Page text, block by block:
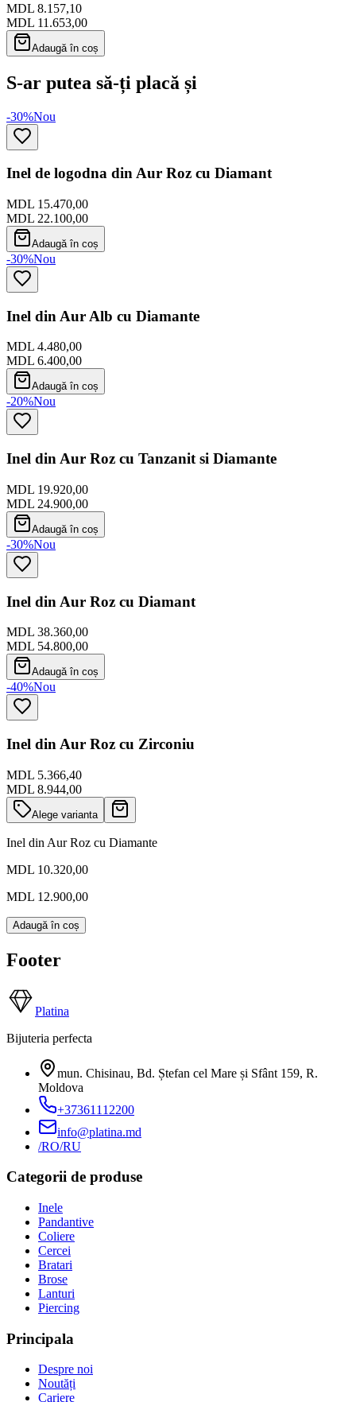
MDL 8.157,10
MDL 11.653,00
Adaugă în coș
S-ar putea să-ți placă și
-30%Nou
Inel de logodna din Aur Roz cu Diamant
MDL 15.470,00
MDL 22.100,00
Adaugă în coș
-30%Nou
Inel din Aur Alb cu Diamante
MDL 4.480,00
MDL 6.400,00
Adaugă în coș
-20%Nou
Inel din Aur Roz cu Tanzanit si Diamante
MDL 19.920,00
MDL 24.900,00
Adaugă în coș
-30%Nou
Inel din Aur Roz cu Diamant
MDL 38.360,00
MDL 54.800,00
Adaugă în coș
-40%Nou
Inel din Aur Roz cu Zirconiu
MDL 5.366,40
MDL 8.944,00
Alege varianta
Inel din Aur Roz cu Diamante
MDL 10.320,00
MDL 12.900,00
Adaugă în coș
Footer
Platina
Bijuteria perfecta
mun. Chisinau, Bd. Ștefan cel Mare și Sfânt 159, R.
Moldova
+37361112200
info@platina.md
/RO/RU
Categorii de produse
Inele
Pandantive
Coliere
Cercei
Bratari
Brose
Lanturi
Piercing
Principala
Despre noi
Noutăți
Cariere